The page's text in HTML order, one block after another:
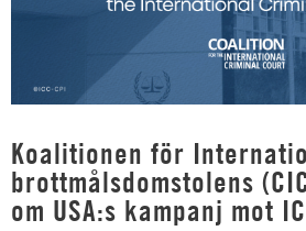
Koalitionen för
brottmålsdomstolens
om USA:s kampanj mot